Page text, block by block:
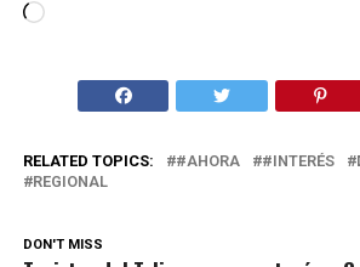
Cargando...
RELATED TOPICS: #AHORA #INTERÉS
REGIONAL
DON'T MISS